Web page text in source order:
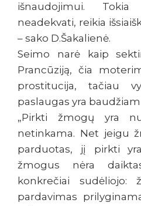
išnaudojimui.
neadekvati, reikia
– sako D.Šakalienė.
Seimo narė kaip
Prancūziją, čia
prostitucija, tačiau
paslaugas yra
„Pirkti žmogų yra
netinkama. Net jeigu
parduotas, jį pirkti
žmogus nėra
konkrečiai sudėliojo:
pardavimas